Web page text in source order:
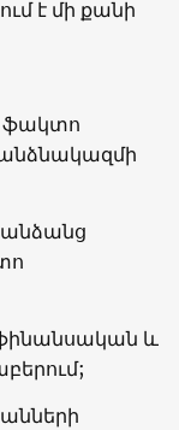
է մի քանի
ֆակտո
և
;